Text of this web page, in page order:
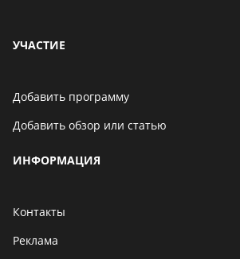
УЧАСТИЕ
Добавить программу
Добавить обзор или статью
ИНФОРМАЦИЯ
Контакты
Реклама